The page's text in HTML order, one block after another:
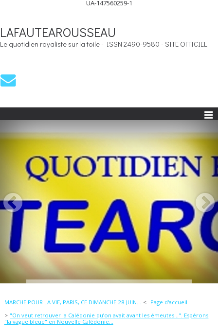
UA-147560259-1
LAFAUTEAROUSSEAU
Le quotidien royaliste sur la toile - ISSN 2490-9580 - SITE OFFICIEL
MARCHE POUR LA VIE, PARIS, CE DIMANCHE 28 JUIN...
Page d'accueil
"On veut retrouver la Calédonie qu’on avait avant les émeutes...". Espérons
"la vague bleue" en Nouvelle Calédonie...